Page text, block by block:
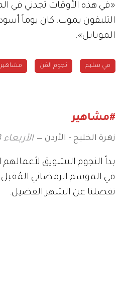
«في هذه الأوقات تجدني في
التليفون يموت، كان يوماً
الموبايل».
مي سليم نجوم الفن مشاهير
#مشاهير
زهرة الخليج - الأردن الأربعاء 23 مارس 2022 15:59
بدأ النجوم التشويق
في الموسم الرمضاني
تفصلنا عن الشهر الفضيل.